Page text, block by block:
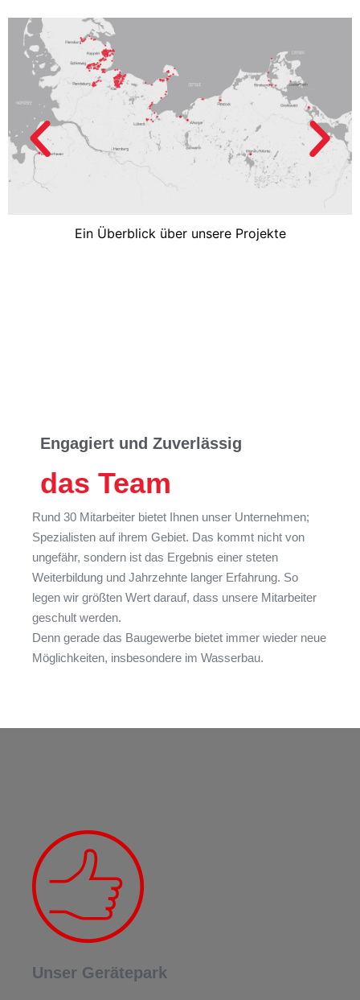
Ein Überblick über unsere Projekte
Engagiert und Zuverlässig
das Team
Rund 30 Mitarbeiter bietet Ihnen unser Unternehmen;
Spezialisten auf ihrem Gebiet. Das kommt nicht von
ungefähr, sondern ist das Ergebnis einer steten
Weiterbildung und Jahrzehnte langer Erfahrung. So
legen wir größten Wert darauf, dass unsere Mitarbeiter
geschult werden.
Denn gerade das Baugewerbe bietet immer wieder neue
Möglichkeiten, insbesondere im Wasserbau.
Unser Gerätepark